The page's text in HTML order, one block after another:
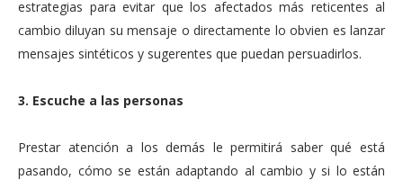
estrategias para evitar que los afectados más reticentes al
cambio diluyan su mensaje o directamente lo obvien es lanzar
mensajes sintéticos y sugerentes que puedan persuadirlos.
3. Escuche a las personas
Prestar atención a los demás le permitirá saber qué está
pasando, cómo se están adaptando al cambio y si lo están